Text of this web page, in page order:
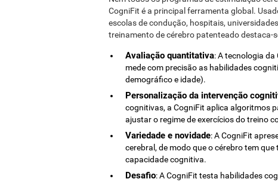
CogniFit é a principal ferramenta global.
escolas de condução, hospitais,
treinamento de cérebro patenteado destaca-
Avaliação quantitativa: A tecnologia
mede com precisão as habilidades
demográfico e idade).
Personalização da intervenção
cognitivas, a CogniFit aplica algoritmos
ajustar o regime de exercícios do treino
Variedade e novidade: A CogniFit
cerebral, de modo que o cérebro tem
capacidade cognitiva.
Desafio: A CogniFit testa habilidades